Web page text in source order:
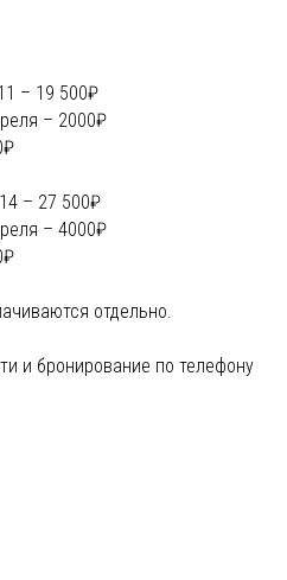
– 19 500₽
– 2000₽
– 27 500₽
– 4000₽
отдельно.
и бронирование по телефону